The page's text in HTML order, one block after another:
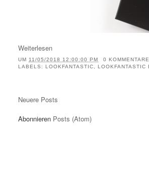
Weiterlesen
UM11/05/2018 12:00:00 PM
0 KOMMENTARE
LABELS:LOOKFANTASTIC,LOOKFANTASTIC
Neuere Posts
Abonnieren Posts (Atom)